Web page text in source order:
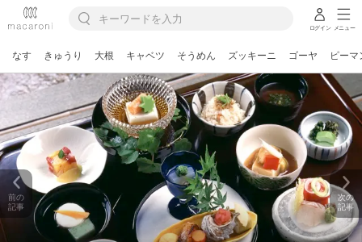
ログイン メニュー
なす きゅうり 大根 キャベツ そうめん ズッキーニ ゴーヤ ピーマ
前の
記事
次の
記事